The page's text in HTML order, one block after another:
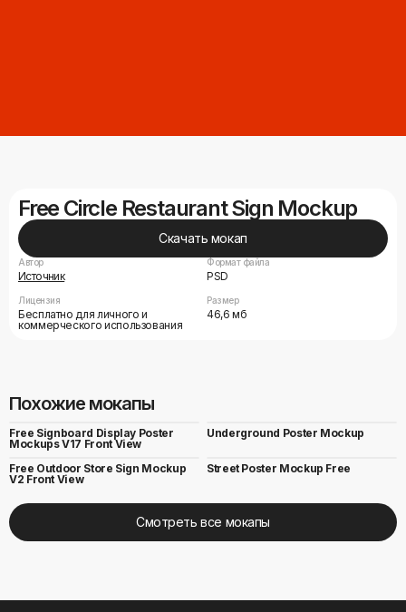
Free Circle Restaurant Sign Mockup
Скачать мокап
Автор
Источник
Лицензия
Бесплатно для личного и
коммерческого использования
Формат файла
PSD
Размер
46,6 мб
Похожие мокапы
Free Signboard Display Poster
Mockups V17 Front View
Underground Poster Mockup
Free Outdoor Store Sign Mockup
V2 Front View
Street Poster Mockup Free
Смотреть все мокапы